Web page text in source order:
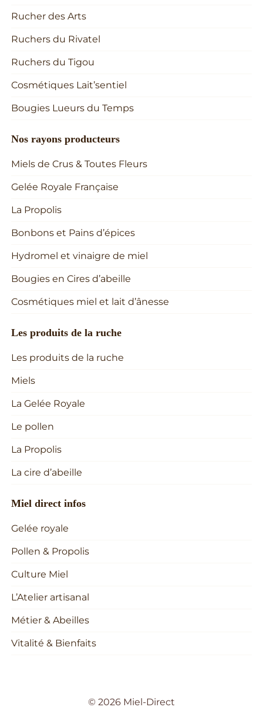
Rucher des Arts
Ruchers du Rivatel
Ruchers du Tigou
Cosmétiques Lait’sentiel
Bougies Lueurs du Temps
Nos rayons producteurs
Miels de Crus & Toutes Fleurs
Gelée Royale Française
La Propolis
Bonbons et Pains d’épices
Hydromel et vinaigre de miel
Bougies en Cires d’abeille
Cosmétiques miel et lait d’ânesse
Les produits de la ruche
Les produits de la ruche
Miels
La Gelée Royale
Le pollen
La Propolis
La cire d’abeille
Miel direct infos
Gelée royale
Pollen & Propolis
Culture Miel
L’Atelier artisanal
Métier & Abeilles
Vitalité & Bienfaits
© 2026 Miel-Direct